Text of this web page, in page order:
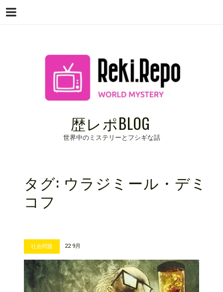
歴レポBLOG
世界中のミステリーとフシギな話
タグ: ウラジミール・デミ
コフ
社会問題 22 9月
Menu